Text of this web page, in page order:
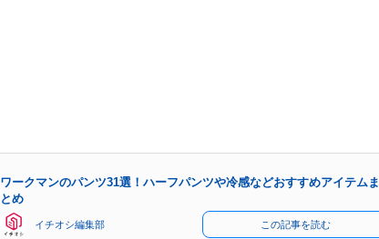
ワークマンのパンツ31選！ハーフパンツや冷感などおすすめアイテムま
とめ
イチオシ編集部 この記事を読む